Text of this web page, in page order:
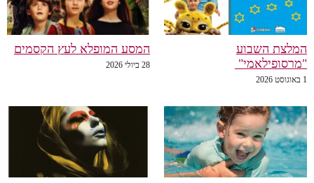
המלצת השבוע
"מרסופילאמי"
1 באוגוסט 2026
המסע המופלא לעץ הקסמים
28 ביולי 2026